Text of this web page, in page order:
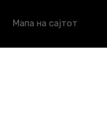
Мапа на сајтот